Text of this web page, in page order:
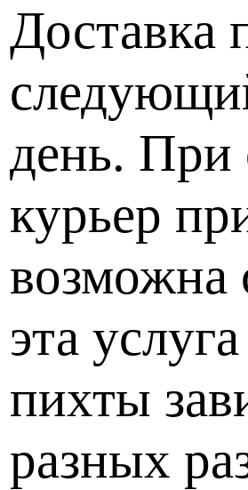
Доставка
день. При
курьер
возможна
эта
пихты
разных